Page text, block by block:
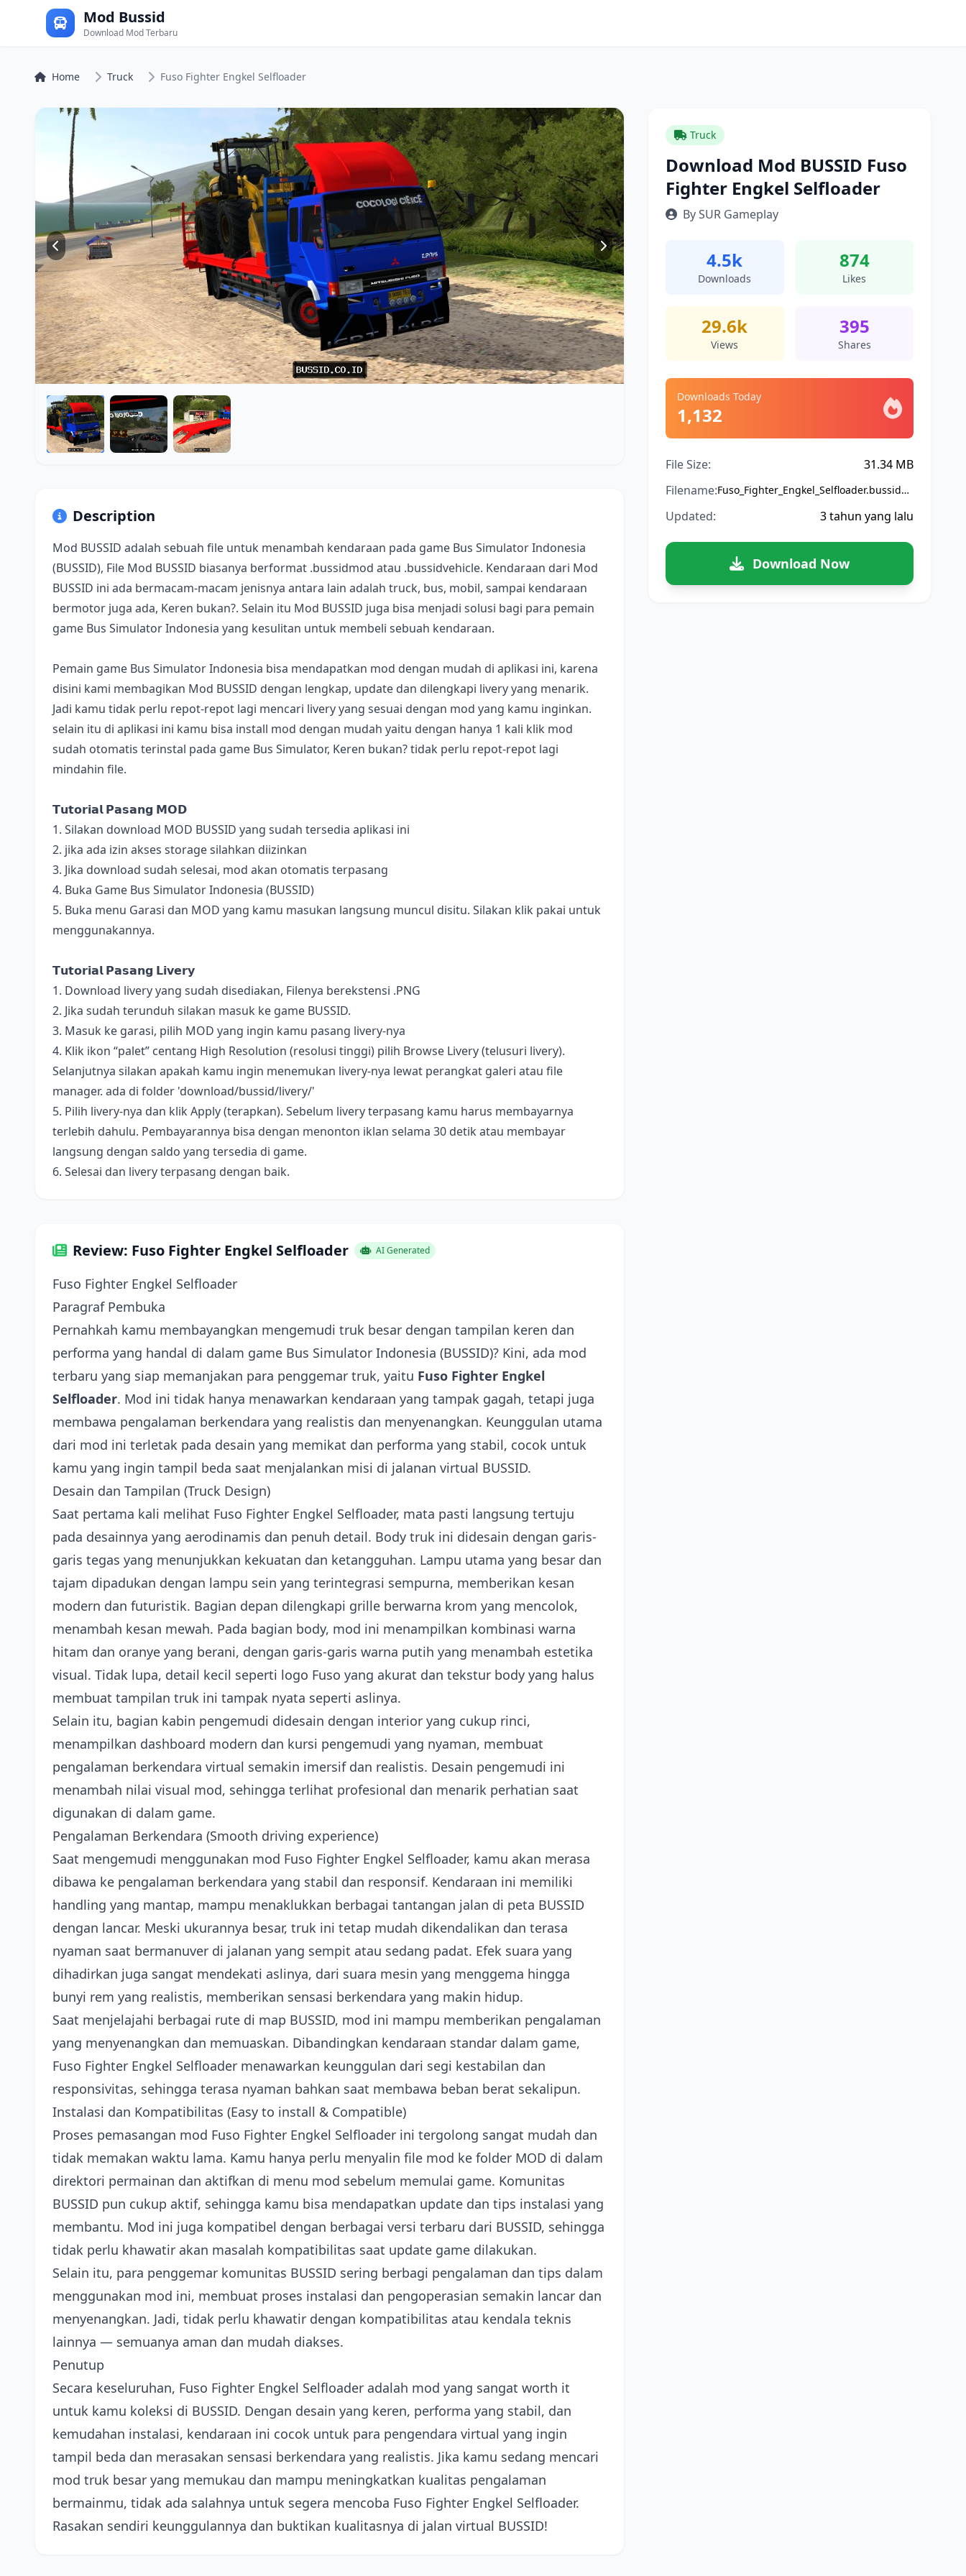
Mod Bussid
Download Mod Terbaru
Home Truck Fuso Fighter Engkel Selfloader
Description
Mod BUSSID adalah sebuah file untuk menambah kendaraan pada game Bus Simulator Indonesia
(BUSSID), File Mod BUSSID biasanya berformat .bussidmod atau .bussidvehicle. Kendaraan dari Mod
BUSSID ini ada bermacam-macam jenisnya antara lain adalah truck, bus, mobil, sampai kendaraan
bermotor juga ada, Keren bukan?. Selain itu Mod BUSSID juga bisa menjadi solusi bagi para pemain
game Bus Simulator Indonesia yang kesulitan untuk membeli sebuah kendaraan.
Pemain game Bus Simulator Indonesia bisa mendapatkan mod dengan mudah di aplikasi ini, karena
disini kami membagikan Mod BUSSID dengan lengkap, update dan dilengkapi livery yang menarik.
Jadi kamu tidak perlu repot-repot lagi mencari livery yang sesuai dengan mod yang kamu inginkan.
selain itu di aplikasi ini kamu bisa install mod dengan mudah yaitu dengan hanya 1 kali klik mod
sudah otomatis terinstal pada game Bus Simulator, Keren bukan? tidak perlu repot-repot lagi
mindahin file.
𝗧𝘂𝘁𝗼𝗿𝗶𝗮𝗹 𝗣𝗮𝘀𝗮𝗻𝗴 𝗠𝗢𝗗
1. Silakan download MOD BUSSID yang sudah tersedia aplikasi ini
2. jika ada izin akses storage silahkan diizinkan
3. Jika download sudah selesai, mod akan otomatis terpasang
4. Buka Game Bus Simulator Indonesia (BUSSID)
5. Buka menu Garasi dan MOD yang kamu masukan langsung muncul disitu. Silakan klik pakai untuk
menggunakannya.
𝗧𝘂𝘁𝗼𝗿𝗶𝗮𝗹 𝗣𝗮𝘀𝗮𝗻𝗴 𝗟𝗶𝘃𝗲𝗿𝘆
1. Download livery yang sudah disediakan, Filenya berekstensi .PNG
2. Jika sudah terunduh silakan masuk ke game BUSSID.
3. Masuk ke garasi, pilih MOD yang ingin kamu pasang livery-nya
4. Klik ikon “palet” centang High Resolution (resolusi tinggi) pilih Browse Livery (telusuri livery).
Selanjutnya silakan apakah kamu ingin menemukan livery-nya lewat perangkat galeri atau file
manager. ada di folder 'download/bussid/livery/'
5. Pilih livery-nya dan klik Apply (terapkan). Sebelum livery terpasang kamu harus membayarnya
terlebih dahulu. Pembayarannya bisa dengan menonton iklan selama 30 detik atau membayar
langsung dengan saldo yang tersedia di game.
6. Selesai dan livery terpasang dengan baik.
Review: Fuso Fighter Engkel Selfloader AI Generated
Fuso Fighter Engkel Selfloader
Paragraf Pembuka
Pernahkah kamu membayangkan mengemudi truk besar dengan tampilan keren dan
performa yang handal di dalam game Bus Simulator Indonesia (BUSSID)? Kini, ada mod
terbaru yang siap memanjakan para penggemar truk, yaitu Fuso Fighter Engkel
Selfloader. Mod ini tidak hanya menawarkan kendaraan yang tampak gagah, tetapi juga
membawa pengalaman berkendara yang realistis dan menyenangkan. Keunggulan utama
dari mod ini terletak pada desain yang memikat dan performa yang stabil, cocok untuk
kamu yang ingin tampil beda saat menjalankan misi di jalanan virtual BUSSID.
Desain dan Tampilan (Truck Design)
Saat pertama kali melihat Fuso Fighter Engkel Selfloader, mata pasti langsung tertuju
pada desainnya yang aerodinamis dan penuh detail. Body truk ini didesain dengan garis-
garis tegas yang menunjukkan kekuatan dan ketangguhan. Lampu utama yang besar dan
tajam dipadukan dengan lampu sein yang terintegrasi sempurna, memberikan kesan
modern dan futuristik. Bagian depan dilengkapi grille berwarna krom yang mencolok,
menambah kesan mewah. Pada bagian body, mod ini menampilkan kombinasi warna
hitam dan oranye yang berani, dengan garis-garis warna putih yang menambah estetika
visual. Tidak lupa, detail kecil seperti logo Fuso yang akurat dan tekstur body yang halus
membuat tampilan truk ini tampak nyata seperti aslinya.
Selain itu, bagian kabin pengemudi didesain dengan interior yang cukup rinci,
menampilkan dashboard modern dan kursi pengemudi yang nyaman, membuat
pengalaman berkendara virtual semakin imersif dan realistis. Desain pengemudi ini
menambah nilai visual mod, sehingga terlihat profesional dan menarik perhatian saat
digunakan di dalam game.
Pengalaman Berkendara (Smooth driving experience)
Saat mengemudi menggunakan mod Fuso Fighter Engkel Selfloader, kamu akan merasa
dibawa ke pengalaman berkendara yang stabil dan responsif. Kendaraan ini memiliki
handling yang mantap, mampu menaklukkan berbagai tantangan jalan di peta BUSSID
dengan lancar. Meski ukurannya besar, truk ini tetap mudah dikendalikan dan terasa
nyaman saat bermanuver di jalanan yang sempit atau sedang padat. Efek suara yang
dihadirkan juga sangat mendekati aslinya, dari suara mesin yang menggema hingga
bunyi rem yang realistis, memberikan sensasi berkendara yang makin hidup.
Saat menjelajahi berbagai rute di map BUSSID, mod ini mampu memberikan pengalaman
yang menyenangkan dan memuaskan. Dibandingkan kendaraan standar dalam game,
Fuso Fighter Engkel Selfloader menawarkan keunggulan dari segi kestabilan dan
responsivitas, sehingga terasa nyaman bahkan saat membawa beban berat sekalipun.
Instalasi dan Kompatibilitas (Easy to install & Compatible)
Proses pemasangan mod Fuso Fighter Engkel Selfloader ini tergolong sangat mudah dan
tidak memakan waktu lama. Kamu hanya perlu menyalin file mod ke folder MOD di dalam
direktori permainan dan aktifkan di menu mod sebelum memulai game. Komunitas
BUSSID pun cukup aktif, sehingga kamu bisa mendapatkan update dan tips instalasi yang
membantu. Mod ini juga kompatibel dengan berbagai versi terbaru dari BUSSID, sehingga
tidak perlu khawatir akan masalah kompatibilitas saat update game dilakukan.
Selain itu, para penggemar komunitas BUSSID sering berbagi pengalaman dan tips dalam
menggunakan mod ini, membuat proses instalasi dan pengoperasian semakin lancar dan
menyenangkan. Jadi, tidak perlu khawatir dengan kompatibilitas atau kendala teknis
lainnya — semuanya aman dan mudah diakses.
Penutup
Secara keseluruhan, Fuso Fighter Engkel Selfloader adalah mod yang sangat worth it
untuk kamu koleksi di BUSSID. Dengan desain yang keren, performa yang stabil, dan
kemudahan instalasi, kendaraan ini cocok untuk para pengendara virtual yang ingin
tampil beda dan merasakan sensasi berkendara yang realistis. Jika kamu sedang mencari
mod truk besar yang memukau dan mampu meningkatkan kualitas pengalaman
bermainmu, tidak ada salahnya untuk segera mencoba Fuso Fighter Engkel Selfloader.
Rasakan sendiri keunggulannya dan buktikan kualitasnya di jalan virtual BUSSID!
Truck
Download Mod BUSSID Fuso
Fighter Engkel Selfloader
By SUR Gameplay
4.5k
Downloads
874
Likes
29.6k
Views
395
Shares
Downloads Today
1,132
File Size:
31.34 MB
Filename:
Fuso_Fighter_Engkel_Selfloader.bussidmod
Updated: 3 tahun yang lalu
Download Now